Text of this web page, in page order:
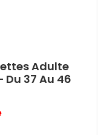
Adulte
Du 37 Au 46